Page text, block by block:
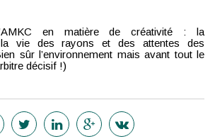
en matière de créativité : la
la vie des rayons et des attentes des
sûr l’environnement mais avant tout le
décisif !)